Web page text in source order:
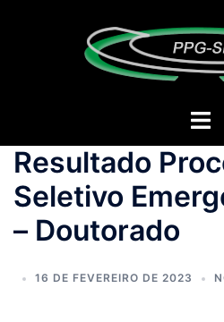
Resultado
Seletivo
– Doutorado
16 DE FEVEREIRO DE 2023